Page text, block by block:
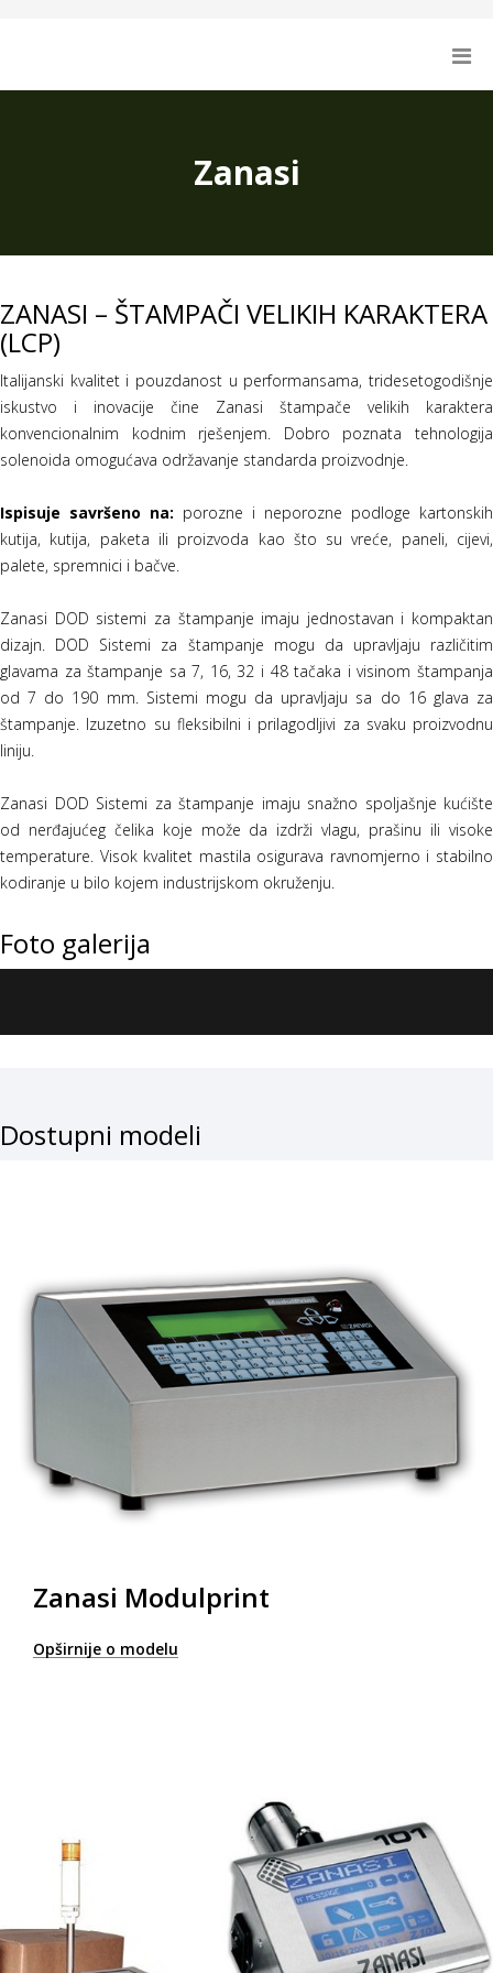
Zanasi
ZANASI – ŠTAMPAČI VELIKIH KARAKTERA
(LCP)
Italijanski kvalitet i pouzdanost u performansama, tridesetogodišnje
iskustvo i inovacije čine Zanasi štampače velikih karaktera
konvencionalnim kodnim rješenjem. Dobro poznata tehnologija
solenoida omogućava održavanje standarda proizvodnje.
Ispisuje savršeno na: porozne i neporozne podloge kartonskih
kutija, kutija, paketa ili proizvoda kao što su vreće, paneli, cijevi,
palete, spremnici i bačve.
Zanasi DOD sistemi za štampanje imaju jednostavan i kompaktan
dizajn. DOD Sistemi za štampanje mogu da upravljaju različitim
glavama za štampanje sa 7, 16, 32 i 48 tačaka i visinom štampanja
od 7 do 190 mm. Sistemi mogu da upravljaju sa do 16 glava za
štampanje. Izuzetno su fleksibilni i prilagodljivi za svaku proizvodnu
liniju.
Zanasi DOD Sistemi za štampanje imaju snažno spoljašnje kućište
od nerđajućeg čelika koje može da izdrži vlagu, prašinu ili visoke
temperature. Visok kvalitet mastila osigurava ravnomjerno i stabilno
kodiranje u bilo kojem industrijskom okruženju.
Foto galerija
Dostupni modeli
Zanasi Modulprint
Opširnije o modelu